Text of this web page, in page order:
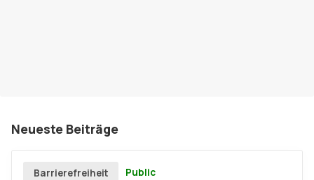
Neueste Beiträge
Barrierefreiheit Public